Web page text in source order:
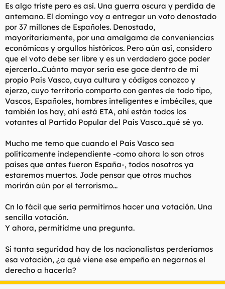
Es algo triste pero es así. Una guerra oscura y perdida de
antemano. El domingo voy a entregar un voto denostado
por 37 millones de Españoles. Denostado,
mayoritariamente, por una amalgama de conveniencias
económicas y orgullos históricos. Pero aún así, considero
que el voto debe ser libre y es un verdadero goce poder
ejercerlo...Cuánto mayor sería ese goce dentro de mi
propio País Vasco, cuya cultura y códigos conozco y
ejerzo, cuyo territorio comparto con gentes de todo tipo,
Vascos, Españoles, hombres inteligentes e imbéciles, que
también los hay, ahí está ETA, ahí están todos los
votantes al Partido Popular del País Vasco...qué sé yo.
Mucho me temo que cuando el País Vasco sea
políticamente independiente -como ahora lo son otros
países que antes fueron España-, todos nosotros ya
estaremos muertos. Jode pensar que otros muchos
morirán aún por el terrorismo...
Cn lo fácil que sería permitirnos hacer una votación. Una
sencilla votación.
Y ahora, permitidme una pregunta.
Si tanta seguridad hay de los nacionalistas perderíamos
esa votación, ¿a qué viene ese empeño en negarnos el
derecho a hacerla?